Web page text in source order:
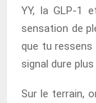
YY, la GLP-1
sensation de
que tu ressens
signal dure
Sur le terrain,